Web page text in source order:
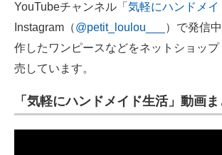
YouTubeチャンネル「 気軽にハンドメイ
Instagram（@petit_loulou___
）で発信
作したワンピースなどをネットショップ
売しています。
「気軽にハンドメイド生活」動画